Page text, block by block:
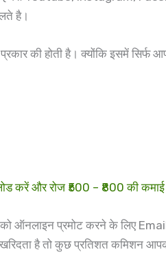
है।
की होती है। क्योंकि इसमें सिर्फ
करें और रोज ₹500 – ₹800 की
ऑनलाइन प्रमोट करने के लिए
है तो कुछ प्रतिशत कमिशन